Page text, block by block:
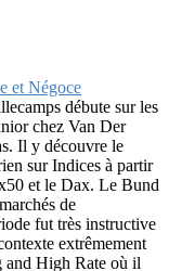
et Négoce
débute sur les
chez Van Der
Il y découvre le
sur Indices à partir
et le Dax. Le Bund
de
fut très instructive
extrêmement
and High Rate où il